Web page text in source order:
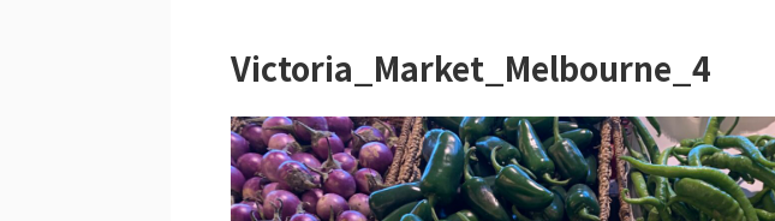
Victoria_Market_Melbourne_4